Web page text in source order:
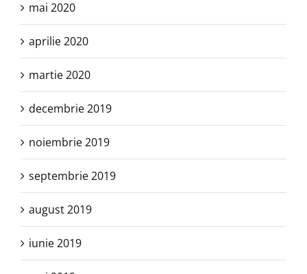
mai 2020
aprilie 2020
martie 2020
decembrie 2019
noiembrie 2019
septembrie 2019
august 2019
iunie 2019